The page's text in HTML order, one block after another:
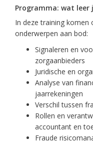
Programma: wat leer
In deze training komen
onderwerpen aan bod:
Signaleren en
zorgaanbieders
Juridische en
Analyse van
jaarrekeningen
Verschil tussen
Rollen en
accountant en
Fraude